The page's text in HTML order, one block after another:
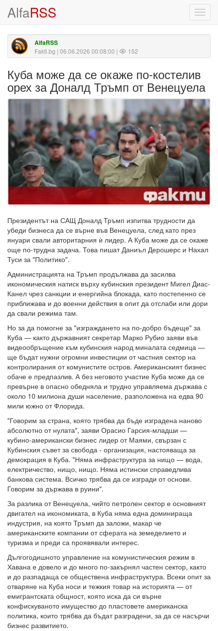
AlfaRSS
AlfaRSS
Fakti.bg | 06.06.2026 00:08:00 | 152
Куба може да се окаже по-костелив
орех за Доналд Тръмп от Венецуела
Президентът на САЩ Доналд Тръмп изпитва трудности да
убеди бизнеса да се върне във Венецуела, след като през
януари свали авторитарния ѝ лидер. А Куба може да се окаже
още по-трудна задача. Това пишат Даниъл Дерошерс и Нахал
Туси за "Политико".
Администрацията на Тръмп продължава да засилва
икономическия натиск върху кубинския президент Мигел Диас-
Канел чрез санкции и енергийна блокада, като постепенно се
приближава и до военни действия в опит да отслаби или дори
да свали режима там.
Но за да помогне за "изграждането на по-добро бъдеще" за
Куба — както държавният секретар Марко Рубио заяви във
видеообръщение към кубинския народ миналата седмица —
ще бъдат нужни огромни инвестиции от частния сектор на
контролирания от комунистите остров. Американският бизнес
обаче е предпазлив. А без неговото участие Куба може да се
превърне в опасно обедняла и трудно управляема държава с
около 10 милиона души население, разположена на едва 90
мили южно от Флорида.
"Говорим за страна, която трябва да бъде изградена наново
абсолютно от нулата", заяви Орасио Гарсия-младши —
кубино-американски бизнес лидер от Маями, свързан с
Кубинския съвет за свобода - организация, настояваща за
демокрация в Куба. "Няма инфраструктура за нищо — вода,
електричество, нищо, нищо. Няма истински справедлива
банкова система. Всичко трябва да се изгради от основи.
Говорим за държава в руини".
За разлика от Венецуела, чийто петролен сектор е основният
двигател на икономиката, в Куба няма една доминираща
индустрия, на която Тръмп да заложи, макар че
американските компании от сферата на земеделието и
туризма и преди са проявявали интерес.
Дългогодишното управление на комунистическия режим в
Хавана е довело и до много по-закърнял частен сектор, както
и до разпадаща се обществена инфраструктура. Всеки опит за
отваряне на Куба носи и тежкия товар на историята — от
емигрантската общност, която иска да си върне
конфискуваното имущество до пластовете американска
политика, които трябва да бъдат разградени, за да се насърчи
бизнес развитието.